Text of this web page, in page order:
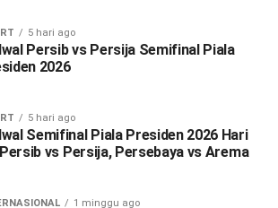
5 hari ago
Persib vs Persija Semifinal Piala
2026
5 hari ago
Semifinal Piala Presiden 2026 Hari
vs Persija, Persebaya vs Arema
1 minggu ago